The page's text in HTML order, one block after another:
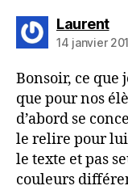
Laurentdit :
14 janvier
Bonsoir, ce que
que pour nos
d’abord se
le relire pour
le texte et pas
couleurs